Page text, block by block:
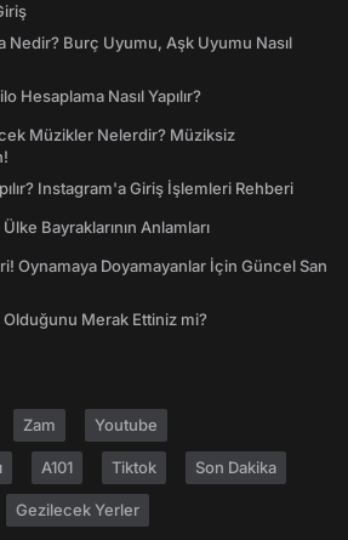
Nedir? Burç Uyumu, Aşk Uyumu Nasıl
Hesaplama Nasıl Yapılır?
Müzikler Nelerdir? Müziksiz
Instagram'a Giriş İşlemleri Rehberi
Bayraklarının Anlamları
Oynamaya Doyamayanlar İçin Güncel San
Merak Ettiniz mi?
Zam Youtube
A101 Tiktok Son Dakika
Gezilecek Yerler